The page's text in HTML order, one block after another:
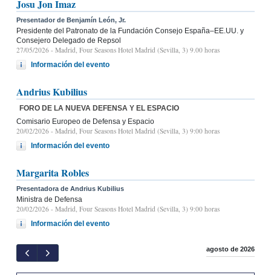
Josu Jon Imaz
Presentador de Benjamín León, Jr.
Presidente del Patronato de la Fundación Consejo España–EE.UU. y
Consejero Delegado de Repsol
27/05/2026 - Madrid, Four Seasons Hotel Madrid (Sevilla, 3) 9.00 horas
Información del evento
Andrius Kubilius
FORO DE LA NUEVA DEFENSA Y EL ESPACIO
Comisario Europeo de Defensa y Espacio
20/02/2026 - Madrid, Four Seasons Hotel Madrid (Sevilla, 3) 9:00 horas
Información del evento
Margarita Robles
Presentadora de Andrius Kubilius
Ministra de Defensa
20/02/2026 - Madrid, Four Seasons Hotel Madrid (Sevilla, 3) 9:00 horas
Información del evento
agosto de 2026